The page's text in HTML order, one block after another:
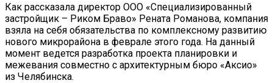
Как рассказала директор ООО «Специализированный
застройщик – Риком Браво» Рената Романова, компания
взяла на себя обязательства по комплексному развитию
нового микрорайона в феврале этого года. На данный
момент ведется разработка проекта планировки и
межевания совместно с архитектурным бюро «Аксио»
из Челябинска.